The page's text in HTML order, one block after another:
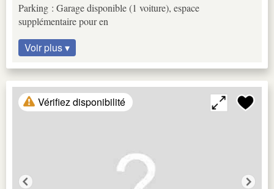
Parking : Garage disponible (1 voiture), espace
supplémentaire pour en
Voir plus ▾
Vérifiez disponibilité